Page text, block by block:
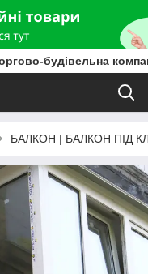
будівельна
БАЛКОН | БАЛКОН ПІД